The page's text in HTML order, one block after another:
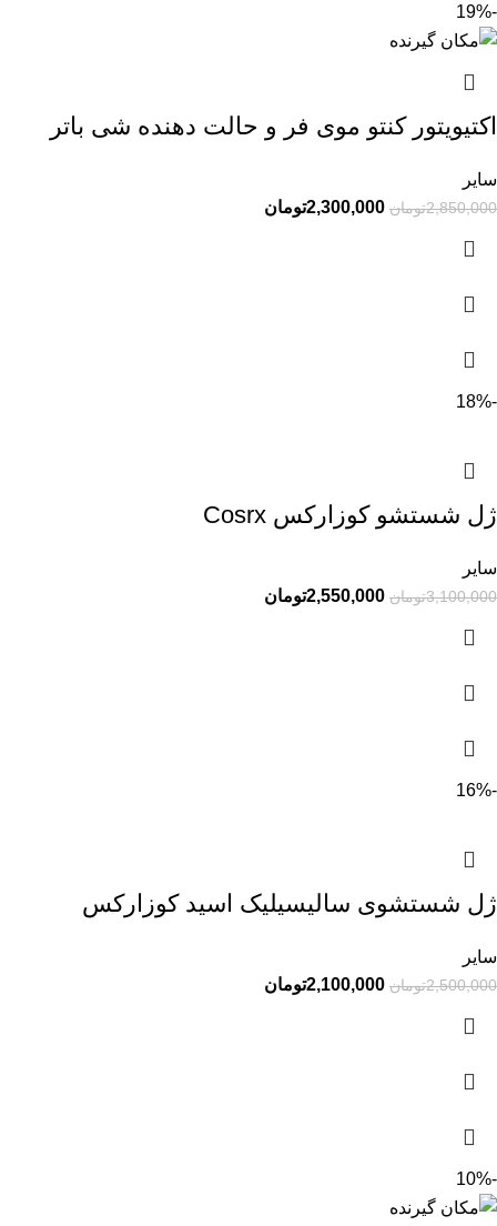
-19%
اکتیویتور کنتو موی فر و حالت دهنده شی باتر
سایر
2,850,000تومان 2,300,000تومان
-18%
ژل شستشو کوزارکس Cosrx
سایر
3,100,000تومان 2,550,000تومان
-16%
ژل شستشوی سالیسیلیک اسید کوزارکس
سایر
2,500,000تومان 2,100,000تومان
-10%